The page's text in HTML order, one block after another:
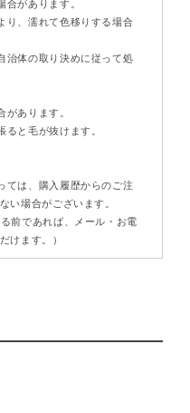
合があります。
り、濡れて色移りする場合
治体の取り決めに従って処
があります。
ると毛が抜けます。
ては、購入履歴からのご注
い場合がございます。
前であれば、メール・お電
けます。）